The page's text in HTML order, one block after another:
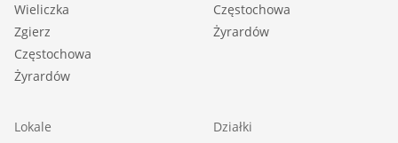
Wieliczka
Zgierz
Częstochowa
Żyrardów
Częstochowa
Żyrardów
Lokale
Działki